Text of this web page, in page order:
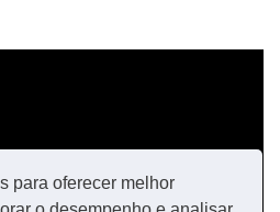
para oferecer melhor